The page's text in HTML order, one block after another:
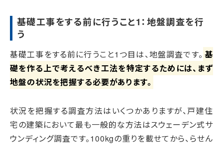
基礎工事をする前に行うこと1：地盤調査を行
う
基礎工事をする前に行うこと1つ目は、地盤調査です。 基
礎を作る上で考えるべき工法を特定するためには、まず
地盤の状況を把握する必要があります。
状況を把握する調査方法はいくつかありますが、戸建住
宅の建築において最も一般的な方法はスウェーデン式サ
ウンディング調査です。100kgの重りを載せてから、らせん